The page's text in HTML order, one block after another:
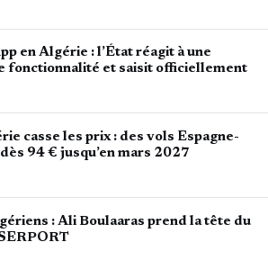
en Algérie : l’État réagit à une
fonctionnalité et saisit officiellement
casse les prix : des vols Espagne-
94 € jusqu’en mars 2027
: Ali Boulaaras prend la tête du